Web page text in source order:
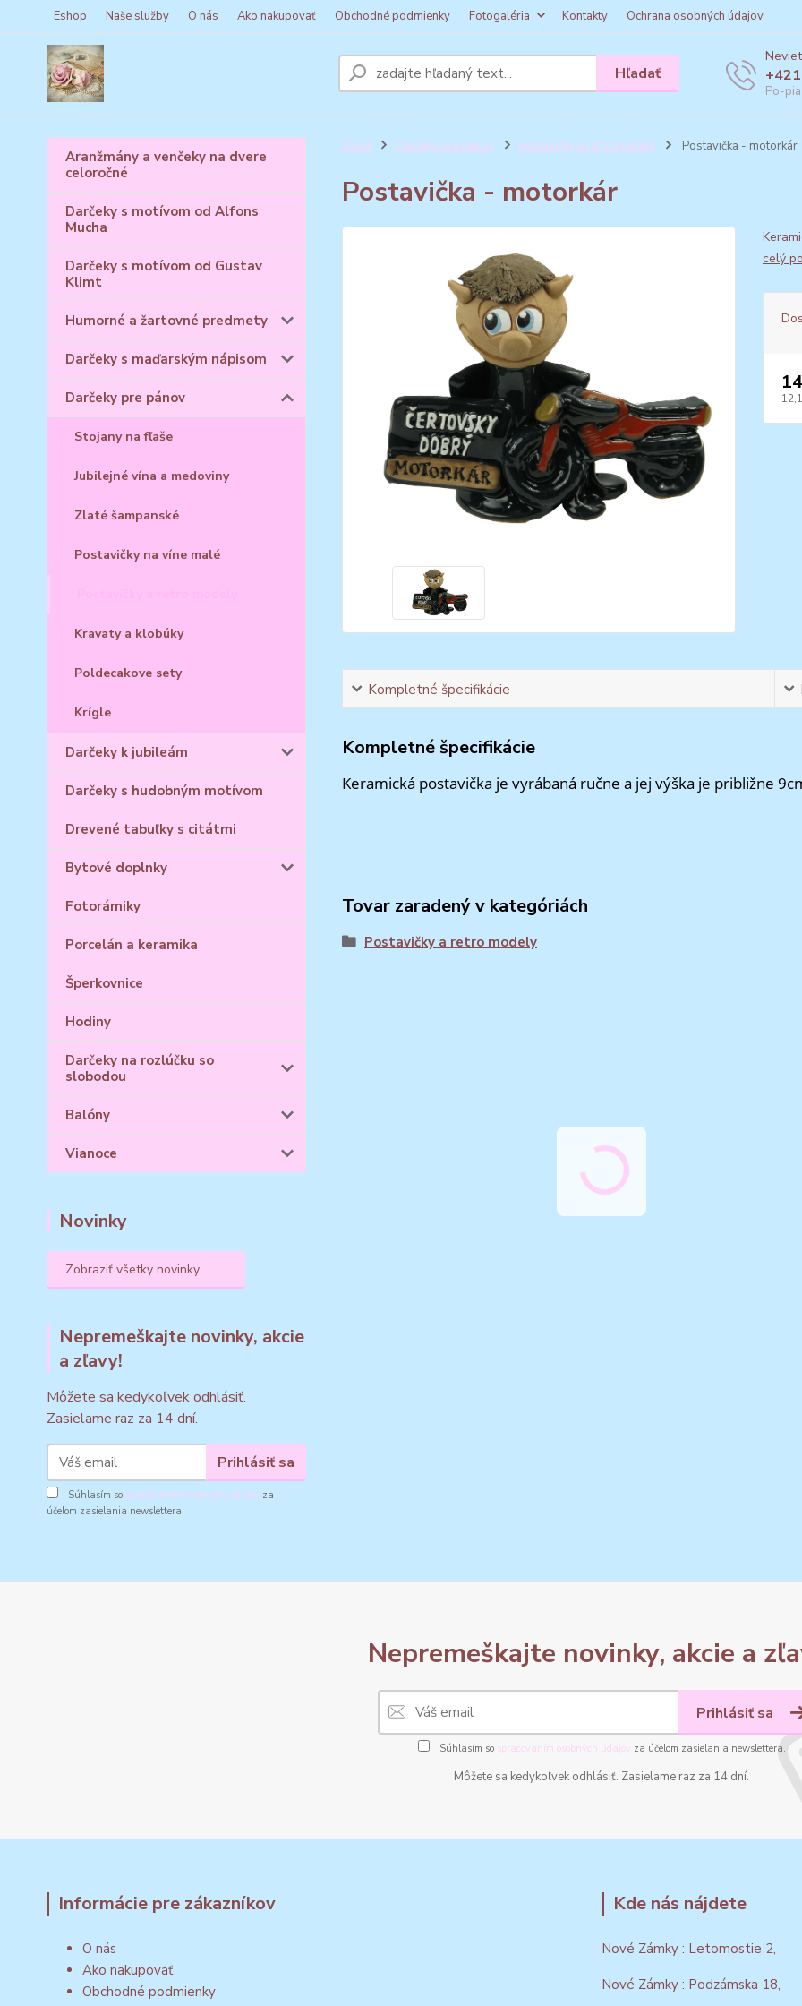
Eshop Naše služby O nás Ako nakupovať Obchodné podmienky Fotogaléria Kontakty Ochrana osobných údajov
Hľadať
Po-
Aranžmány a venčeky na dvere
celoročné
Darčeky s motívom od Alfons
Mucha
Darčeky s motívom od Gustav
Klimt
Humorné a žartovné predmety
Darčeky s maďarským nápisom
Darčeky pre pánov
Stojany na fľaše
Jubilejné vína a medoviny
Zlaté šampanské
Postavičky na víne malé
Kravaty a klobúky
Poldecakove sety
Krígle
Darčeky k jubileám
Darčeky s hudobným motívom
Drevené tabuľky s citátmi
Bytové doplnky
Fotorámiky
Porcelán a keramika
Šperkovnice
Hodiny
Darčeky na rozlúčku so
slobodou
Balóny
Vianoce
Novinky
Zobraziť všetky novinky
Nepremeškajte novinky, akcie
a zľavy!
Môžete sa kedykoľvek odhlásiť.
Zasielame raz za 14 dní.
Prihlásiť sa
Súhlasím so spracovaním osobných údajov za
účelom zasielania newslettera.
Úvod Darčeky pre pánov Postavičky a retro modely Postavička - motorkár
Postavička - motorkár
celý
Kompletné špecifikácie
Kompletné špecifikácie
Keramická postavička je vyrábaná ručne a jej výška je približne
Tovar zaradený v kategóriách
Postavičky a retro modely
Nepremeškajte novinky, akcie a
Prihlásiť sa
Súhlasím so spracovaním osobných údajov za účelom zasielania newslettera.
Môžete sa kedykoľvek odhlásiť. Zasielame raz za 14 dní.
Informácie pre zákazníkov
O nás
Ako nakupovať
Obchodné podmienky
Kde nás nájdete
Nové Zámky : Letomostie 2,
Nové Zámky : Podzámska 18,